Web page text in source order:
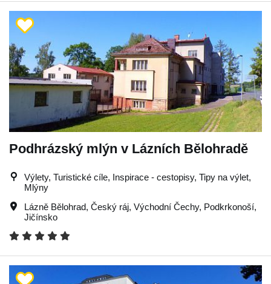
Podhrázský mlýn v Lázních Bělohradě
Výlety, Turistické cíle, Inspirace - cestopisy, Tipy na výlet,
Mlýny
Lázně Bělohrad, Český ráj, Východní Čechy, Podkrkonoší,
Jičínsko